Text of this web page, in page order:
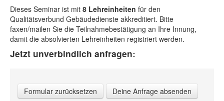
Dieses Seminar ist mit 8 Lehreinheiten für den
Qualitätsverbund Gebäudedienste akkreditiert. Bitte
faxen/mailen Sie die Teilnahmebestätigung an Ihre Innung,
damit die absolvierten Lehreinheiten registriert werden.
Jetzt unverbindlich anfragen:
Formular zurücksetzen Deine Anfrage absenden